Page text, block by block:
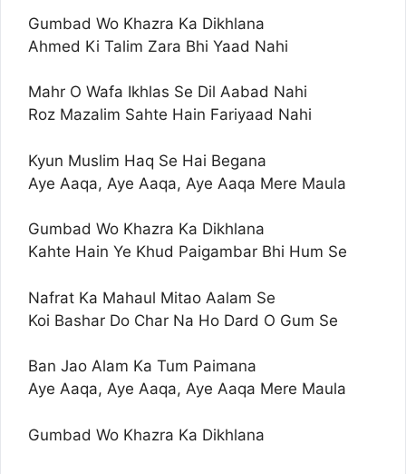
Gumbad Wo Khazra Ka Dikhlana
Ahmed Ki Talim Zara Bhi Yaad Nahi
Mahr O Wafa Ikhlas Se Dil Aabad Nahi
Roz Mazalim Sahte Hain Fariyaad Nahi
Kyun Muslim Haq Se Hai Begana
Aye Aaqa, Aye Aaqa, Aye Aaqa Mere Maula
Gumbad Wo Khazra Ka Dikhlana
Kahte Hain Ye Khud Paigambar Bhi Hum Se
Nafrat Ka Mahaul Mitao Aalam Se
Koi Bashar Do Char Na Ho Dard O Gum Se
Ban Jao Alam Ka Tum Paimana
Aye Aaqa, Aye Aaqa, Aye Aaqa Mere Maula
Gumbad Wo Khazra Ka Dikhlana